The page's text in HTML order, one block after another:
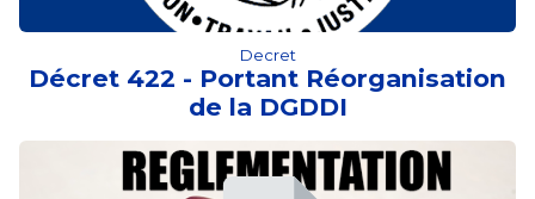
Decret
Décret 422 - Portant Réorganisation
de la DGDDI